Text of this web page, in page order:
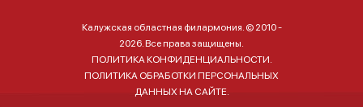
Калужская областная филармония. © 2010 -
2026. Все права защищены.
ПОЛИТИКА КОНФИДЕНЦИАЛЬНОСТИ.
ПОЛИТИКА ОБРАБОТКИ ПЕРСОНАЛЬНЫХ
ДАННЫХ НА САЙТЕ.